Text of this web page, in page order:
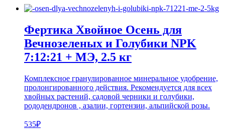
Фертика Хвойное Осень для
Вечнозеленых и Голубики NPK
7:12:21 + МЭ, 2.5 кг
Комплексное гранулированное минеральное удобрение,
пролонгированного действия. Рекомендуется для всех
хвойных растений, садовой черники и голубики,
рододендронов , азалии, гортензии, альпийской розы.
535₽